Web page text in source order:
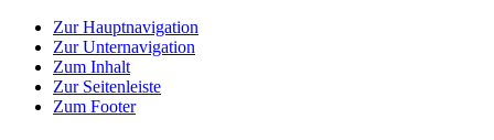
Zur Hauptnavigation
Zur Unternavigation
Zum Inhalt
Zur Seitenleiste
Zum Footer